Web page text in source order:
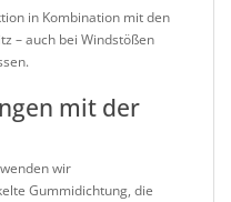
in Kombination mit den
– auch bei Windstößen
mit der
wir
Gummidichtung, die